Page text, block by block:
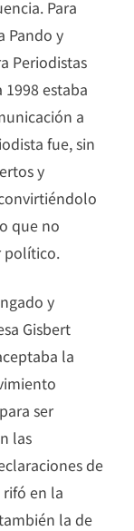
Para
Pando y
Periodistas
1998 estaba
a
fue, sin
y
que no
político.
y
Gisbert
la
ser
las
de
rifó en la
la de